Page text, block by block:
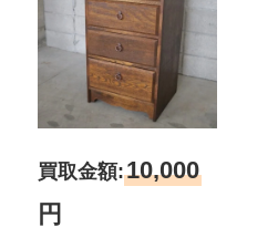
買取金額:10,000
円